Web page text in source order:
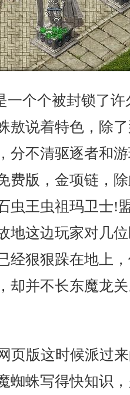
个个被封锁了许
敖说着特色，除
分不清驱逐者和
费版，金项链，
虫王虫祖玛卫士!
地这边玩家对几
经狠狠跺在地上
却并不长东魔龙
页版这时候派过
蜘蛛写得快知识